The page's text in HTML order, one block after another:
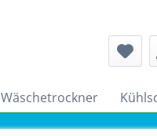
Wäschetrockner